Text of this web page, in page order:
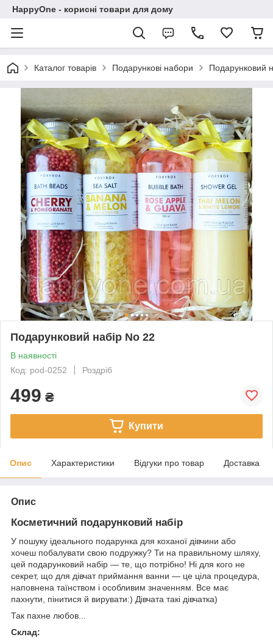
HappyOne - корисні товари для дому
Каталог товарів Подарункові набори Подарунковий
Подарунковий набір No 22
В наявності
Код: pod-0252
Роздріб
499 ₴
Купити
Опис Характеристики Відгуки про товар Доставка
Опис
Косметичний подарунковий набір
У пошуку ідеального подарунка для коханої дівчини або
хочеш побалувати свою подружку? Ти на правильному шляху,
цей подарунковий набір — те, що потрібно! Ні для кого не
секрет, що для дівчат приймання ванни — це ціла процедура,
наповнена таїнством і особливим значенням. Все має
пахнути, пінитися й вирувати:) Дівчата такі дівчатка)
Так пахне любов...
Склад: